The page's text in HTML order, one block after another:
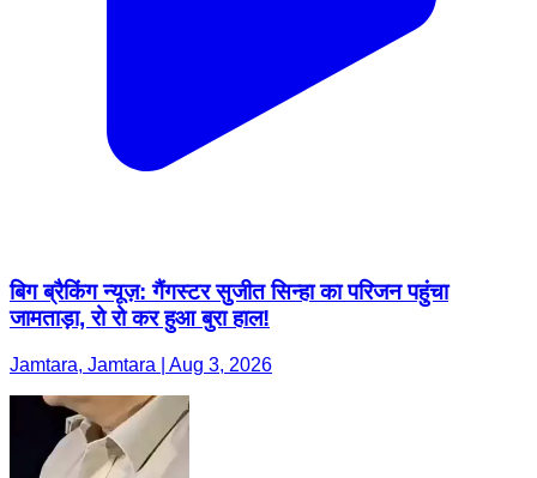
बिग ब्रैकिंग न्यूज़: गैंगस्टर सुजीत सिन्हा का परिजन पहुंचा
जामताड़ा, रो रो कर हुआ बुरा हाल!
Jamtara, Jamtara | Aug 3, 2026